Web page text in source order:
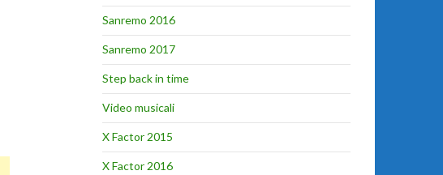
Sanremo 2016
Sanremo 2017
Step back in time
Video musicali
X Factor 2015
X Factor 2016